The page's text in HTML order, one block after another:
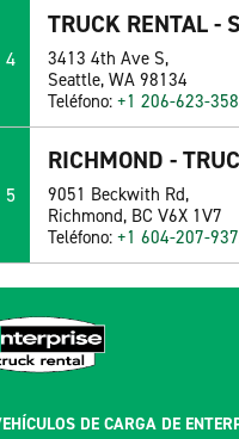
4
TRUCK RENTAL -
3413 4th Ave S,
Seattle, WA 98134
Teléfono:+1 206-623-
5
RICHMOND -
9051 Beckwith Rd,
Richmond, BC V6X 1V7
Teléfono:+1 604-207-
DE CARGA DE